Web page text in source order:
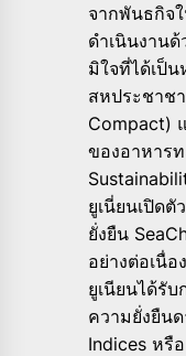
จากพันธกิจ
ดำเนินงาน
มิใจที่ได้เป็
สหประชาช
Compact)
ของอาหาร
ยูเนี่ยนเปิด
ยั่งยืน
อย่างต่อเนื่
ยูเนียนได้รั
ความยั่งยืน
Indices หรื